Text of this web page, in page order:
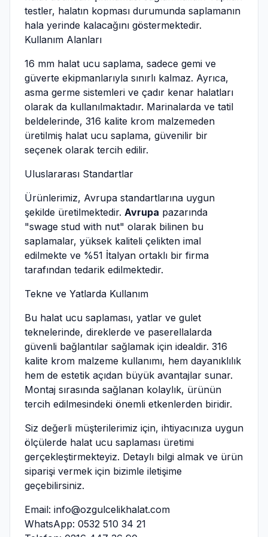
testler, halatın kopması durumunda saplamanın
hala yerinde kalacağını göstermektedir.
Kullanım Alanları
16 mm halat ucu saplama, sadece gemi ve
güverte ekipmanlarıyla sınırlı kalmaz. Ayrıca,
asma germe sistemleri ve çadır kenar halatları
olarak da kullanılmaktadır. Marinalarda ve tatil
beldelerinde, 316 kalite krom malzemeden
üretilmiş halat ucu saplama, güvenilir bir
seçenek olarak tercih edilir.
Uluslararası Standartlar
Ürünlerimiz, Avrupa standartlarına uygun
şekilde üretilmektedir. Avrupa pazarında
"swage stud with nut" olarak bilinen bu
saplamalar, yüksek kaliteli çelikten imal
edilmekte ve %51 İtalyan ortaklı bir firma
tarafından tedarik edilmektedir.
Tekne ve Yatlarda Kullanım
Bu halat ucu saplaması, yatlar ve gulet
teknelerinde, direklerde ve paserellalarda
güvenli bağlantılar sağlamak için idealdir. 316
kalite krom malzeme kullanımı, hem dayanıklılık
hem de estetik açıdan büyük avantajlar sunar.
Montaj sırasında sağlanan kolaylık, ürünün
tercih edilmesindeki önemli etkenlerden biridir.
Siz değerli müşterilerimiz için, ihtiyacınıza uygun
ölçülerde halat ucu saplaması üretimi
gerçekleştirmekteyiz. Detaylı bilgi almak ve ürün
siparişi vermek için bizimle iletişime
geçebilirsiniz.
Email: info@ozgulcelikhalat.com
WhatsApp: 0532 510 34 21